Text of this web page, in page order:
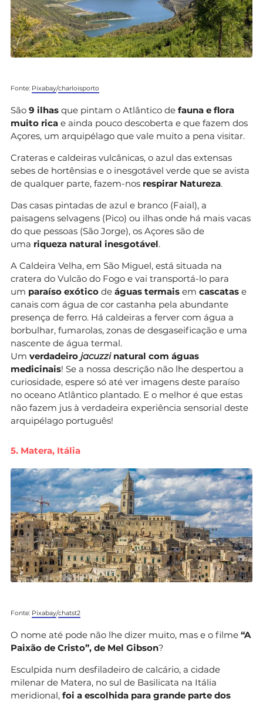
Fonte: Pixabay/charloisporto
São 9 ilhas que pintam o Atlântico de fauna e flora
muito rica e ainda pouco descoberta e que fazem dos
Açores, um arquipélago que vale muito a pena visitar.
Crateras e caldeiras vulcânicas, o azul das extensas
sebes de hortênsias e o inesgotável verde que se avista
de qualquer parte, fazem-nos respirar Natureza.
Das casas pintadas de azul e branco (Faial), a
paisagens selvagens (Pico) ou ilhas onde há mais vacas
do que pessoas (São Jorge), os Açores são de
uma riqueza natural inesgotável.
A Caldeira Velha, em São Miguel, está situada na
cratera do Vulcão do Fogo e vai transportá-lo para
um paraíso exótico de águas termais em cascatas e
canais com água de cor castanha pela abundante
presença de ferro. Há caldeiras a ferver com água a
borbulhar, fumarolas, zonas de desgaseificação e uma
nascente de água termal.
Um verdadeiro jacuzzinatural com águas
medicinais! Se a nossa descrição não lhe despertou a
curiosidade, espere só até ver imagens deste paraíso
no oceano Atlântico plantado. E o melhor é que estas
não fazem jus à verdadeira experiência sensorial deste
arquipélago português!
5. Matera, Itália
Fonte: Pixabay/chatst2
O nome até pode não lhe dizer muito, mas e o filme “A
Paixão de Cristo”, de Mel Gibson?
Esculpida num desfiladeiro de calcário, a cidade
milenar de Matera, no sul de Basilicata na Itália
meridional, foi a escolhida para grande parte dos